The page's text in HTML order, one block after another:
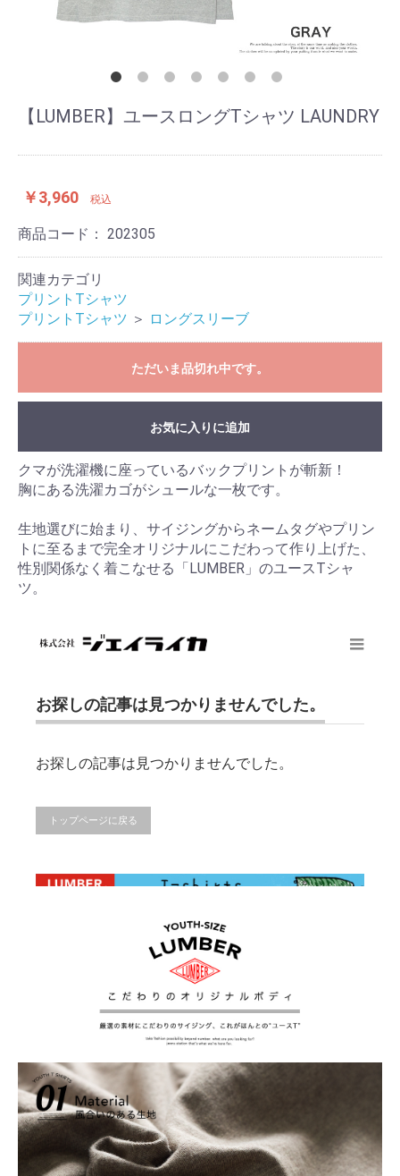
【LUMBER】ユースロングTシャツ LAUNDRY
￥3,960 税込
商品コード： 202305
関連カテゴリ
プリントTシャツ
プリントTシャツ ＞ ロングスリーブ
ただいま品切れ中です。
お気に入りに追加
クマが洗濯機に座っているバックプリントが斬新！
胸にある洗濯カゴがシュールな一枚です。
生地選びに始まり、サイジングからネームタグやプリン
トに至るまで完全オリジナルにこだわって作り上げた、
性別関係なく着こなせる「LUMBER」のユースTシャ
ツ。